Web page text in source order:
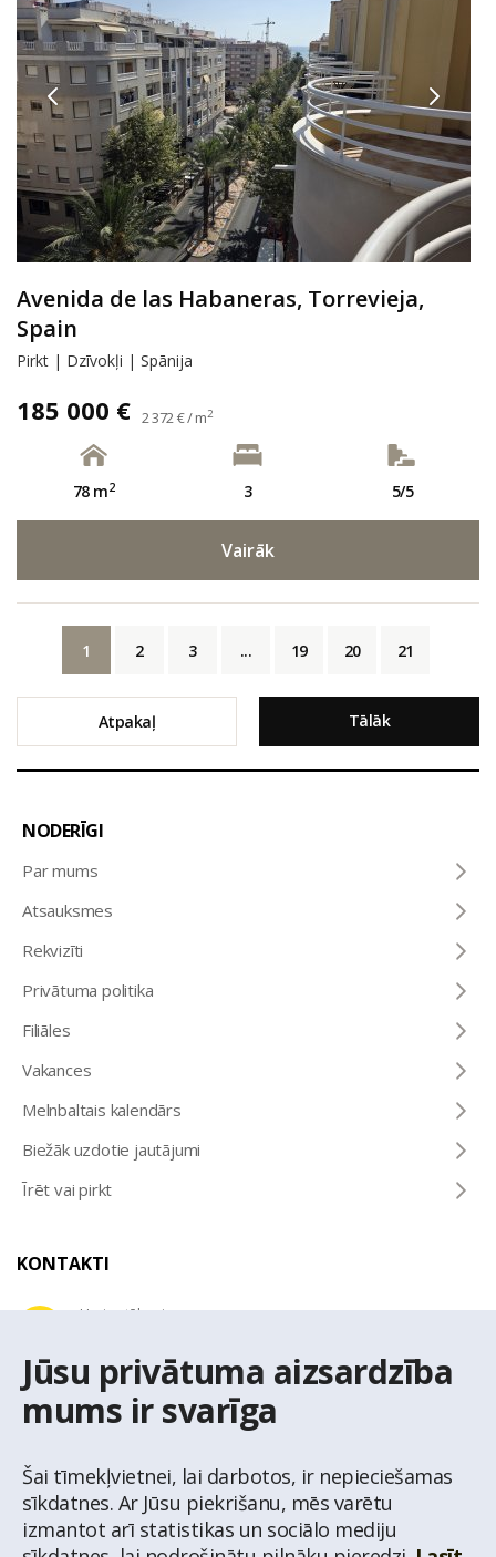
Jūsu privātuma aizsardzība
mums ir svarīga
Šai tīmekļvietnei, lai darbotos, ir nepieciešamas
sīkdatnes. Ar Jūsu piekrišanu, mēs varētu
izmantot arī statistikas un sociālo mediju
Avenida de las Habaneras, Torrevieja,
Spain
Pirkt | Dzīvokļi | Spānija
185 000 € 2 372 € / m2
78 m2 3 5/5
Vairāk
1 2 3 ... 19 20 21
Atpakaļ Tālāk
NODERĪGI
Par mums
Atsauksmes
Rekvizīti
Privātuma politika
Filiāles
Vakances
Melnbaltais kalendārs
Biežāk uzdotie jautājumi
Īrēt vai pirkt
KONTAKTI
Uzziņu tālrunis
E-pasta adrese
latio@latio.lv